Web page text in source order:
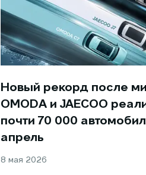
Новый рекорд после
OMODA и JAECOO
почти 70 000
апрель
8 мая 2026